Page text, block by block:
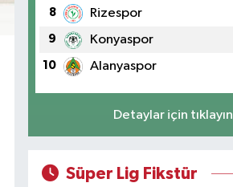
8 Rizespor
9 Konyaspor
10 Alanyaspor
Detaylar için tıklayın
Süper Lig Fikstür